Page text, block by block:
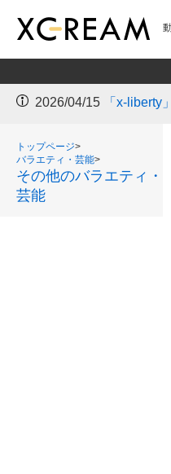
2026/04/15 「x-
トップページ>
バラエティ・芸能>
その他のバラエティ・
芸能